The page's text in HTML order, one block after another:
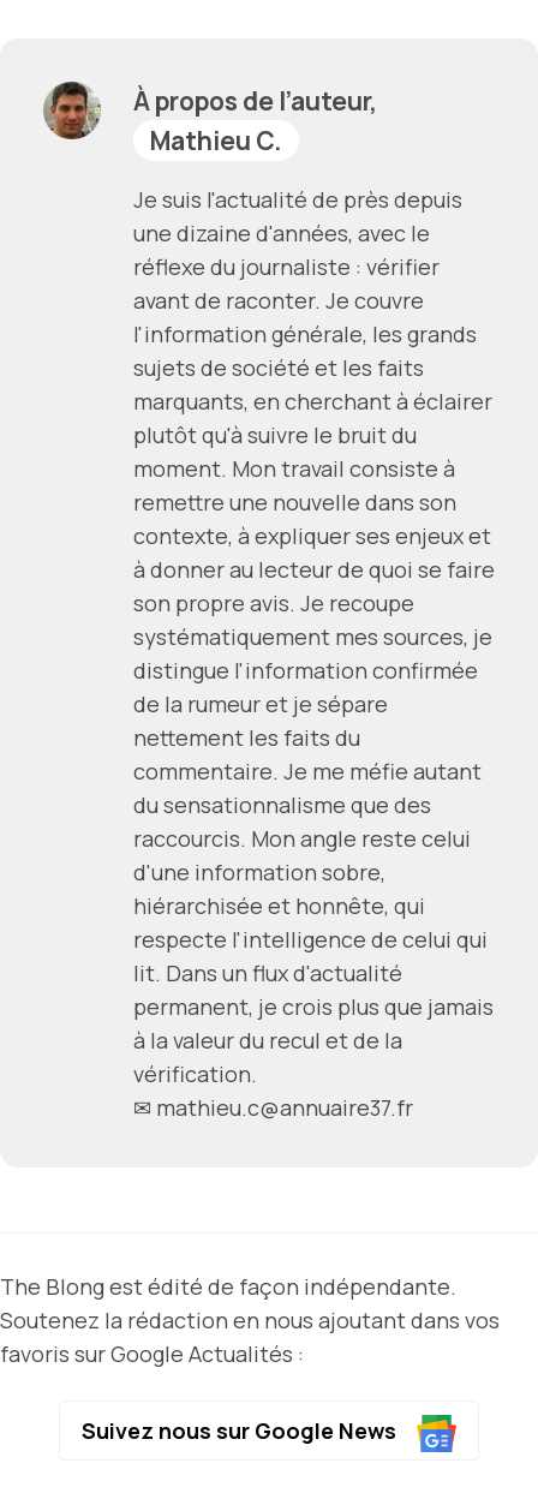
À propos de l’auteur,
Mathieu C.
Je suis l'actualité de près depuis
une dizaine d'années, avec le
réflexe du journaliste : vérifier
avant de raconter. Je couvre
l'information générale, les grands
sujets de société et les faits
marquants, en cherchant à éclairer
plutôt qu'à suivre le bruit du
moment. Mon travail consiste à
remettre une nouvelle dans son
contexte, à expliquer ses enjeux et
à donner au lecteur de quoi se faire
son propre avis. Je recoupe
systématiquement mes sources, je
distingue l'information confirmée
de la rumeur et je sépare
nettement les faits du
commentaire. Je me méfie autant
du sensationnalisme que des
raccourcis. Mon angle reste celui
d'une information sobre,
hiérarchisée et honnête, qui
respecte l'intelligence de celui qui
lit. Dans un flux d'actualité
permanent, je crois plus que jamais
à la valeur du recul et de la
vérification.
✉ mathieu.c@annuaire37.fr
The Blong est édité de façon indépendante.
Soutenez la rédaction en nous ajoutant dans vos
favoris sur Google Actualités :
Suivez nous sur Google News